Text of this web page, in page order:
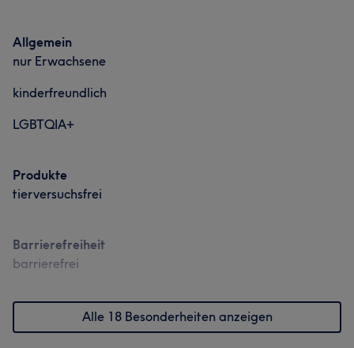
Allgemein
nur Erwachsene
kinderfreundlich
LGBTQIA+
Produkte
tierversuchsfrei
Barrierefreiheit
barrierefrei
Alle 18 Besonderheiten anzeigen